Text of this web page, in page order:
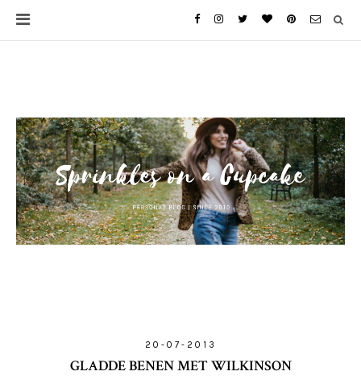
20-07-2013
GLADDE BENEN MET WILKINSON